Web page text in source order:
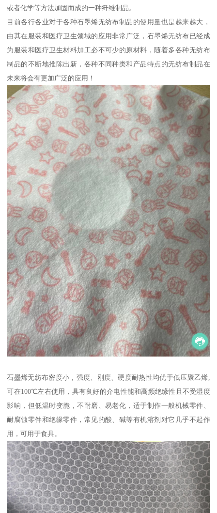
或者化学等方法加固而成的一种纤维制品。
目前各行各业对于各种石墨烯无纺布制品的使用量也是越来越大，
由其在服装和医疗卫生领域的应用非常广泛，石墨烯无纺布已经成
为服装和医疗卫生材料加工必不可少的原材料，随着多各种无纺布
制品的不断地推陈出新，各种不同种类和产品特点的无纺布制品在
未来将会有更加广泛的应用！
石墨烯无纺布密度小，强度、刚度、硬度耐热性均优于低压聚乙烯,
可在100℃左右使用，具有良好的介电性能和高频绝缘性且不受湿度
影响，但低温时变脆，不耐磨、易老化，适于制作一般机械零件、
耐腐蚀零件和绝缘零件，常见的酸、碱等有机溶剂对它几乎不起作
用，可用于食具。